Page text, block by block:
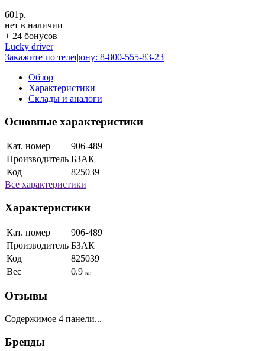
601р.
нет в наличии
+ 24 бонусов
Lucky driver
Закажите по телефону: 8-800-555-83-23
Обзор
Характеристики
Склады и аналоги
Основные характеристики
Кат. номер
906-489
Производитель БЗАК
Код
825039
Все характеристики
Характеристики
Кат. номер
906-489
Производитель БЗАК
Код
825039
Вес
0.9 кг.
Отзывы
Содержимое 4 панели...
Бренды